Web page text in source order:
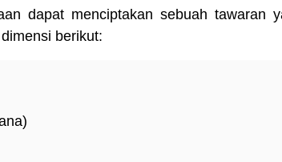
dapat menciptakan sebuah tawaran
berikut: